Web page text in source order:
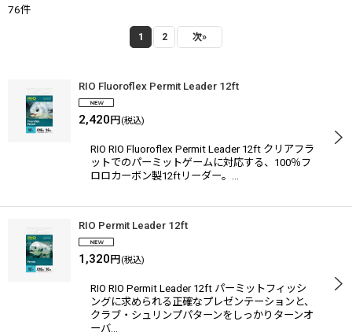
76件
1 2 次»
RIO Fluoroflex Permit Leader 12ft
2,420 円 (税込)
RIO RIO Fluoroflex Permit Leader 12ft クリアフラ
ットでのパーミットゲームに対応する、100％フ
ロロカーボン製12ftリーダー。…
RIO Permit Leader 12ft
1,320 円 (税込)
RIO RIO Permit Leader 12ft パーミットフィッシ
ングに求められる正確なプレゼンテーションと、
クラブ・シュリンプパターンをしっかりターンオ
ーバ…